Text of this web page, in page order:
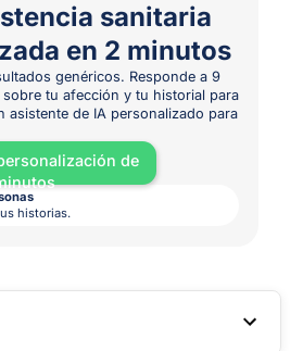
sanitaria
en 2 minutos
genéricos. Responde a 9
tu afección y tu historial para
asistente de IA personalizado para
de
historias.